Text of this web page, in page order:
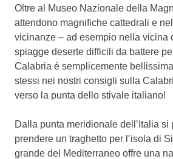
Oltre al Museo Nazionale della
attendono magnifiche cattedrali e
vicinanze – ad esempio nella vicina
spiagge deserte difficili da battere
Calabria è semplicemente
stessi nei nostri consigli sulla
verso la punta dello stivale italiano!
Dalla punta meridionale dell’Italia si
prendere un traghetto per l’isola di
grande del Mediterraneo offre una